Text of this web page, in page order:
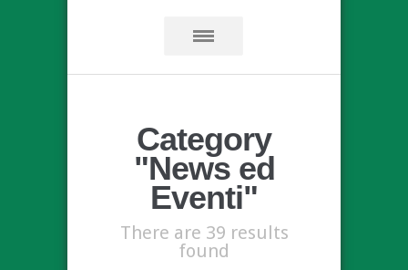
Category
"News ed
Eventi"
There are 39 results
found